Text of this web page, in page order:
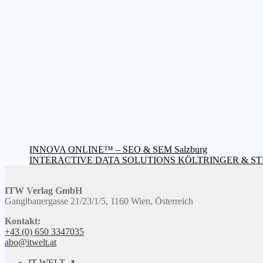
Beitragsnavigation
Vorheriger
Beitrag:
INNOVA ONLINE™ – SEO & SEM Salzburg
Nächster
INTERACTIVE DATA SOLUTIONS KÖLTRINGER &
ITW Verlag GmbH
Ganglbauergasse 21/23/1/5, 1160 Wien, Österreich
Kontakt:
+43 (0) 650 3347035
abo@itwelt.at